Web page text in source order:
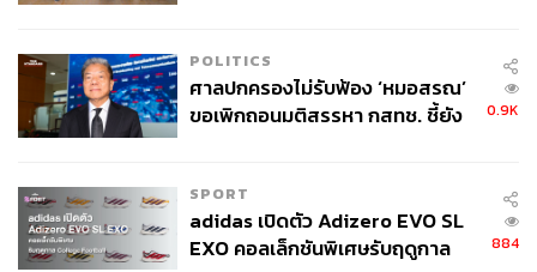
POLITICS
ศาลปกครองไม่รับฟ้อง ‘หมอสรณ’
ขอเพิกถอนมติสรรหา กสทช. ชี้ยัง
0.9K
SPORT
adidas เปิดตัว Adizero EVO SL
EXO คอลเล็กชันพิเศษรับฤดูกาล
884